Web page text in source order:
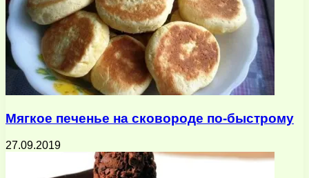
Мягкое печенье на сковороде по-быстрому
27.09.2019